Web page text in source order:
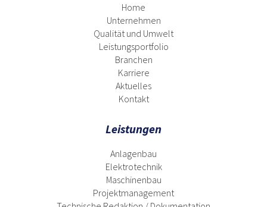
Home
Unternehmen
Qualität und Umwelt
Leistungsportfolio
Branchen
Karriere
Aktuelles
Kontakt
Leistungen
Anlagenbau
Elektrotechnik
Maschinenbau
Projektmanagement